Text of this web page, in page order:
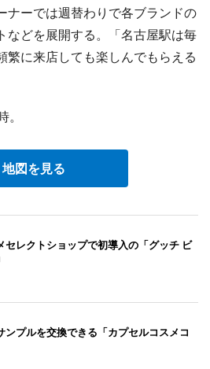
ナーでは週替わりで各ブランドの
などを展開する。「名古屋駅は毎
繁に来店しても楽しんでもらえる
地図を見る
セレクトショップで初導入の「グッチ ビ
ンプルを交換できる「カプセルコスメコ